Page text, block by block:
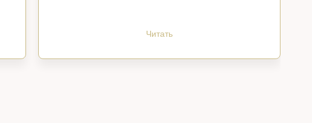
Читать